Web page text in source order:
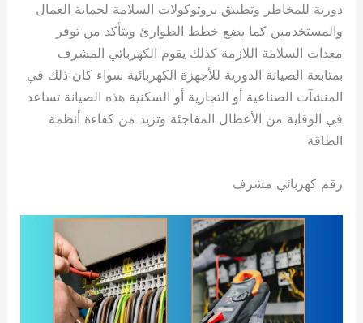
دورية للمخاطر وتطبيق بروتوكولات السلامة لحماية العمال
والمستخدمين كما يضع خطط الطوارئ ويتأكد من توفر
معدات السلامة اللازمة كذلك يقوم الكهربائي المشرف
بمتابعة الصيانة الدورية للأجهزة الكهربائية سواء كان ذلك في
المنشآت الصناعية أو التجارية أو السكنية هذه الصيانة تساعد
في الوقاية من الأعطال المفاجئة وتزيد من كفاءة أنظمة
الطاقة
رقم كهربائي مشرف